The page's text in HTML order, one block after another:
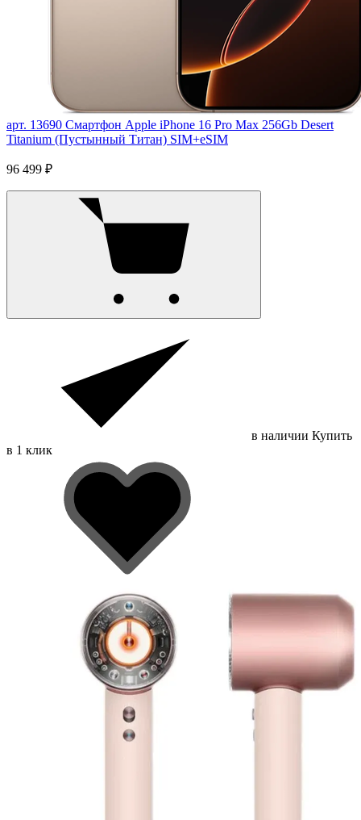
арт. 13690 Смартфон Apple iPhone 16 Pro Max 256Gb Desert
Titanium (Пустынный Титан) SIM+eSIM
96 499 ₽
в наличии Купить
в 1 клик